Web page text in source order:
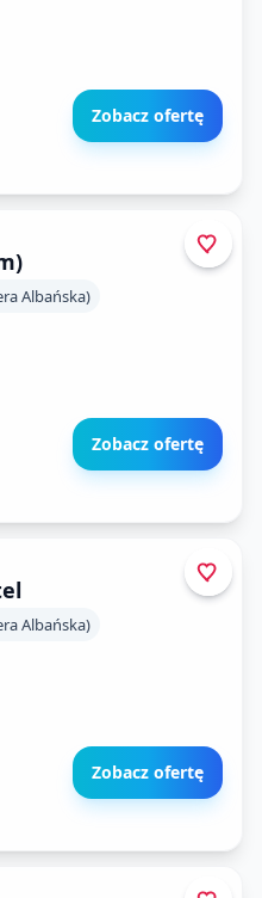
Zobacz ofertę
Albańska)
Zobacz ofertę
Albańska)
Zobacz ofertę